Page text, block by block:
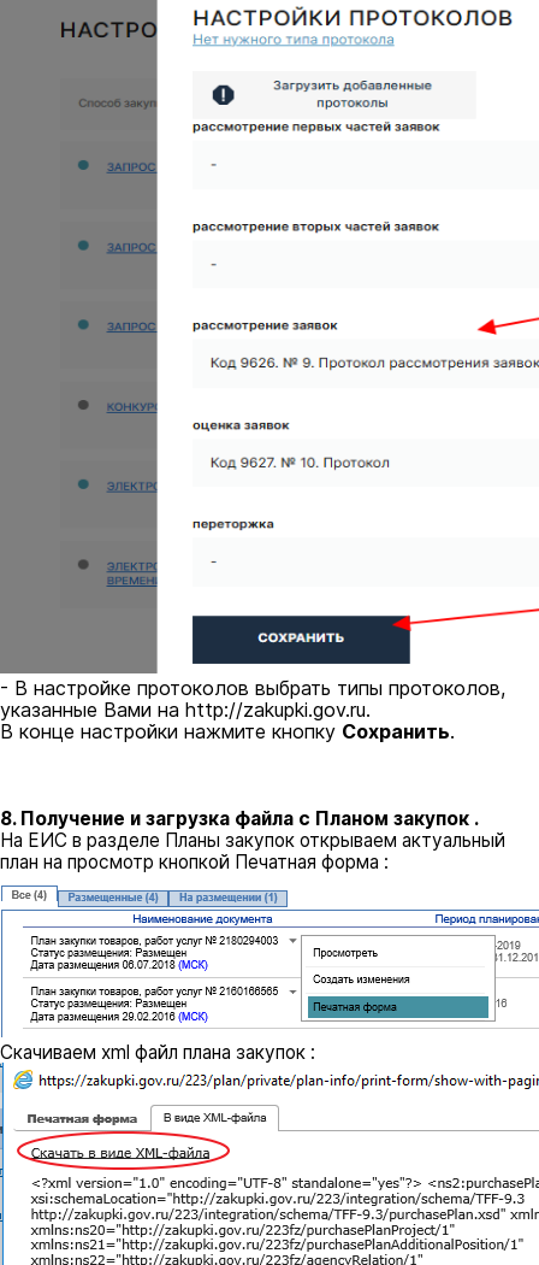
- В настройке протоколов выбрать типы протоколов,
указанные Вами на http://zakupki.gov.ru.
В конце настройки нажмите кнопку Сохранить.
8. Получение и загрузка файла с Планом закупок .
На ЕИС в разделе Планы закупок открываем актуальный
план на просмотр кнопкой Печатная форма :
Скачиваем xml файл плана закупок :